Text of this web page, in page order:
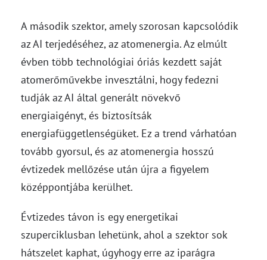
A második szektor, amely szorosan kapcsolódik
az AI terjedéséhez, az atomenergia. Az elmúlt
évben több technológiai óriás kezdett saját
atomerőművekbe invesztálni, hogy fedezni
tudják az AI által generált növekvő
energiaigényt, és biztosítsák
energiafüggetlenségüket. Ez a trend várhatóan
tovább gyorsul, és az atomenergia hosszú
évtizedek mellőzése után újra a figyelem
középpontjába kerülhet.
Évtizedes távon is egy energetikai
szuperciklusban lehetünk, ahol a szektor sok
hátszelet kaphat, úgyhogy erre az iparágra